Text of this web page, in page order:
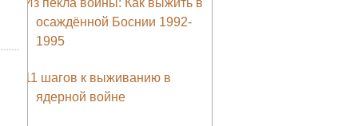
Из пекла войны: Как выжить в
осаждённой Боснии 1992-
1995
11 шагов к выживанию в
ядерной войне